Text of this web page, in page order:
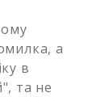
а
в
та не